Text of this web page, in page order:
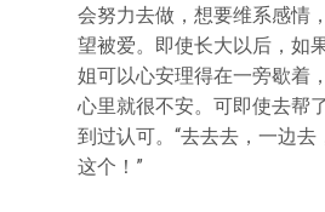
会努力去做，想要维系感情
望被爱。即使长大以后，如
姐可以心安理得在一旁歇着
心里就很不安。可即使去帮
到过认可。“去去去，一边去
这个！”